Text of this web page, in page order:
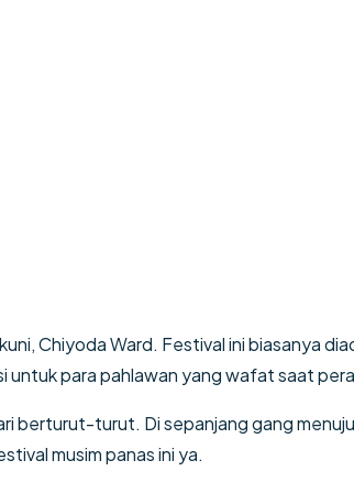
Chiyoda Ward. Festival ini biasanya
para pahlawan yang wafat saat
berturut-turut. Di sepanjang gang
musim panas ini ya.